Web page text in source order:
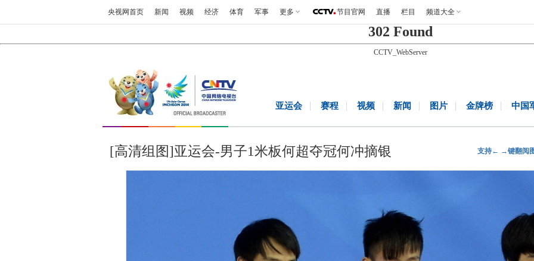
央视网首页 新闻 视频 经济 体育 军事 更多 节目官网 直播 栏目 频道大全
302 Found
CCTV_WebServer
亚运会 赛程 视频 新闻 图片 金牌榜 中国
[高清组图]亚运会-男子1米板何超夺冠何冲摘银 支持← →键翻阅